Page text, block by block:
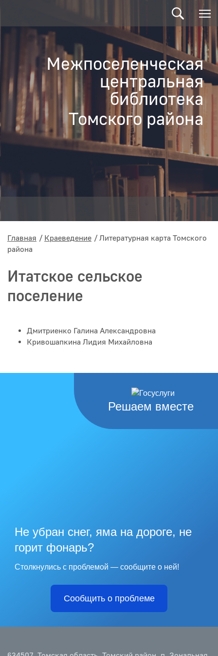
Межпоселенческая
центральная
библиотека
Томского района
Главная Краеведение
Литературная карта Томского
района
Итатское сельское
поселение
Дмитриенко Галина Александровна
Кривошапкина Лидия Михайловна
Решаем вместе
Не убран снег, яма на дороге, не
горит фонарь?
Столкнулись с проблемой — сообщите о ней!
Сообщить о проблеме